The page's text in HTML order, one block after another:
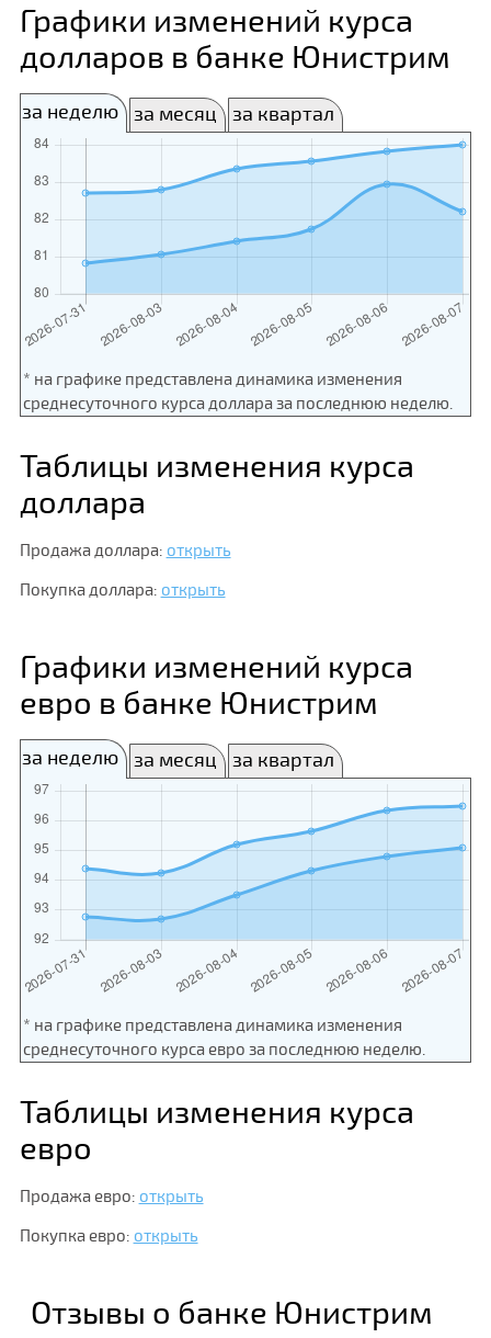
Графики изменений курса
долларов в банке Юнистрим
за неделю за месяц за квартал
* на графике представлена динамика изменения
среднесуточного курса доллара за последнюю неделю.
Таблицы изменения курса
доллара
Продажа доллара: открыть
Покупка доллара: открыть
Графики изменений курса
евро в банке Юнистрим
за неделю за месяц за квартал
* на графике представлена динамика изменения
среднесуточного курса евро за последнюю неделю.
Таблицы изменения курса
евро
Продажа евро: открыть
Покупка евро: открыть
Отзывы о банке Юнистрим